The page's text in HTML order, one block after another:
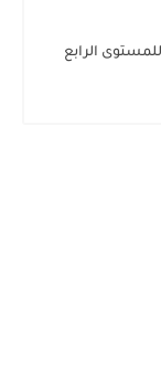
دليل الأستاذ لمرجع Mon livre de français للمستوى الرابع